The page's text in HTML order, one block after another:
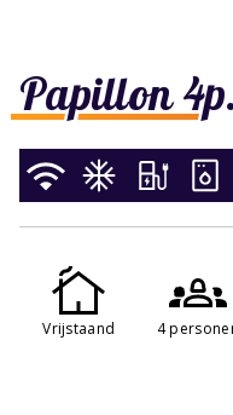
Papillon 4p.
Vrijstaand 4